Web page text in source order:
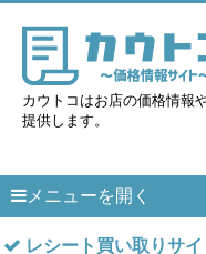
カウトコはお店の価格情報
提供します。
メニューを開く
レシート買い取りサ